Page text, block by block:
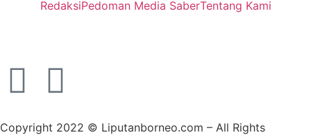
RedaksiPedoman Media SaberTentang Kami
Copyright 2022 © Liputanborneo.com – All Rights